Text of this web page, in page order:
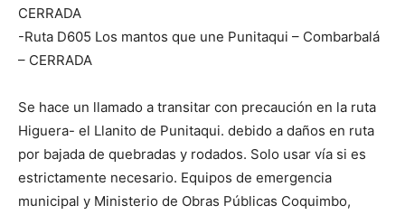
CERRADA
-Ruta D605 Los mantos que une Punitaqui – Combarbalá
– CERRADA
Se hace un llamado a transitar con precaución en la ruta
Higuera- el Llanito de Punitaqui. debido a daños en ruta
por bajada de quebradas y rodados. Solo usar vía si es
estrictamente necesario. Equipos de emergencia
municipal y Ministerio de Obras Públicas Coquimbo,